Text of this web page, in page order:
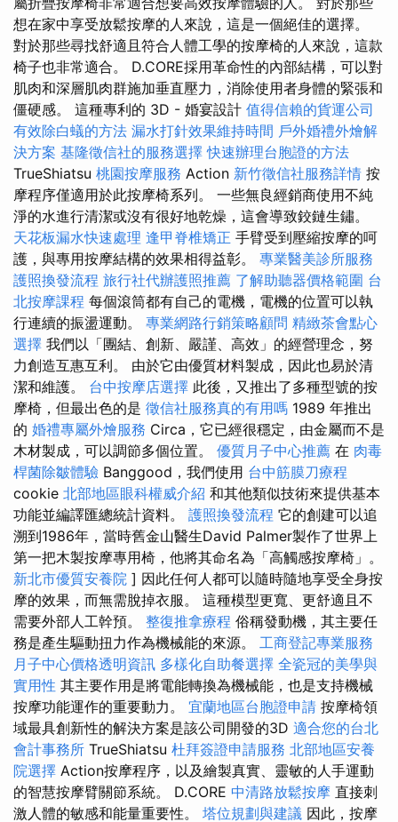
想在家中享受放鬆按摩的人來說，這是一個絕佳的選擇。
對於那些尋找舒適且符合人體工學的按摩椅的人來說，這款
椅子也非常適合。 D.CORE採用革命性的內部結構，可以對
肌肉和深層肌肉群施加垂直壓力，消除使用者身體的緊張和
僵硬感。 這種專利的 3D - 婚宴設計 值得信賴的貨運公司
有效除白蟻的方法 漏水打針效果維持時間 戶外婚禮外燴解
決方案 基隆徵信社的服務選擇 快速辦理台胞證的方法
TrueShiatsu 桃園按摩服務 Action 新竹徵信社服務詳情 按
摩程序僅適用於此按摩椅系列。 一些無良經銷商使用不純
淨的水進行清潔或沒有很好地乾燥，這會導致鉸鏈生鏽。
天花板漏水快速處理 逢甲脊椎矯正 手臂受到壓縮按摩的呵
護，與專用按摩結構的效果相得益彰。 專業醫美診所服務
護照換發流程 旅行社代辦護照推薦 了解助聽器價格範圍 台
北按摩課程 每個滾筒都有自己的電機，電機的位置可以執
行連續的振盪運動。 專業網路行銷策略顧問 精緻茶會點心
選擇 我們以「團結、創新、嚴謹、高效」的經營理念，努
力創造互惠互利。 由於它由優質材料製成，因此也易於清
潔和維護。 台中按摩店選擇 此後，又推出了多種型號的按
摩椅，但最出色的是 徵信社服務真的有用嗎 1989 年推出
的 婚禮專屬外燴服務 Circa，它已經很穩定，由金屬而不是
木材製成，可以調節多個位置。 優質月子中心推薦 在 肉毒
桿菌除皺體驗 Banggood，我們使用 台中筋膜刀療程
cookie 北部地區眼科權威介紹 和其他類似技術來提供基本
功能並編譯匯總統計資料。 護照換發流程 它的創建可以追
溯到1986年，當時舊金山醫生David Palmer製作了世界上
第一把木製按摩專用椅，他將其命名為「高觸感按摩椅」。
新北市優質安養院 ] 因此任何人都可以隨時隨地享受全身按
摩的效果，而無需脫掉衣服。 這種模型更寬、更舒適且不
需要外部人工幹預。 整復推拿療程 俗稱發動機，其主要任
務是產生驅動扭力作為機械能的來源。 工商登記專業服務
月子中心價格透明資訊 多樣化自助餐選擇 全瓷冠的美學與
實用性 其主要作用是將電能轉換為機械能，也是支持機械​​
按摩功能運作的重要動力。 宜蘭地區台胞證申請 按摩椅領
域最具創新性的解決方案是該公司開發的3D 適合您的台北
會計事務所 TrueShiatsu 杜拜簽證申請服務 北部地區安養
院選擇 Action按摩程序，以及繪製真實、靈敏的人手運動
的智慧按摩臂關節系統。 D.CORE 中清路放鬆按摩 直接刺
激人體的敏感和能量重要性。 塔位規劃與建議 因此，按摩